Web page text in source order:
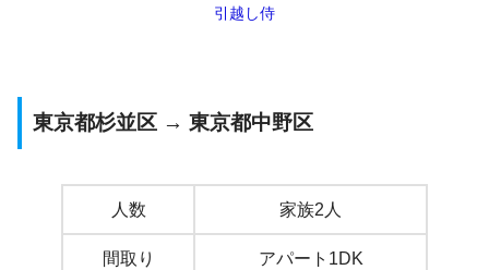
引越し侍
東京都杉並区 → 東京都中野区
人数 家族2人
間取り アパート1DK